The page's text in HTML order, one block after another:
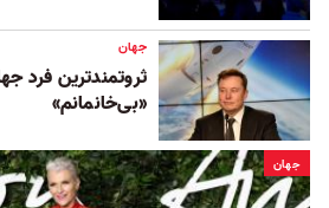
جهان
ثروتمندترین فرد
«بی‌خانمانم»
جهان